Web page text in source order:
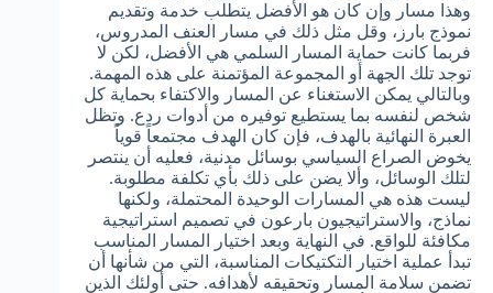
وهذا مسار وإن كان هو الأفضل يتطلب خدمة وتقديم
نموذج بارز، وقل مثل ذلك في مسار العنف المدروس،
فربما كانت حماية المسار السلمي هي الأفضل، لكن لا
توجد تلك الجهة أو المجموعة المؤتمنة على هذه المهمة.
وبالتالي يمكن الاستغناء عن المسار والاكتفاء بحماية كل
شخص لنفسه بما يستطيع توفيره من أدوات ردع. وتظل
العبرة النهائية بالهدف، فإن كان الهدف مجتمعاً قوياً
يخوض الصراع السياسي بوسائل مدنية، فعليه أن ينتصر
لتلك الوسائل، وألا يضن على ذلك بأي تكلفة مطلوبة.
ليست هذه هي المسارات الوحيدة المحتملة، ولكنها
نماذج، والاستراتيجيون بارعون في تصميم استراتيجية
مكافئة للواقع. في النهاية وبعد اختيار المسار المناسب
تبدأ عملية اختيار التكتيكات المناسبة، التي من شأنها أن
تضمن سلامة المسار وتحقيقه لأهدافه. حتى أولئك الذين